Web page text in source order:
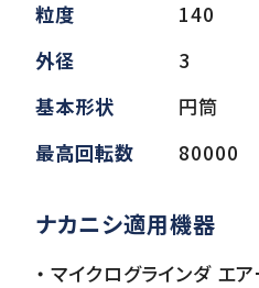
お客様サポート
粒度
140
外径
3
基本形状
円筒
最高回転数
80000
ナカニシ適用機器
・ マイクログラインダ エ